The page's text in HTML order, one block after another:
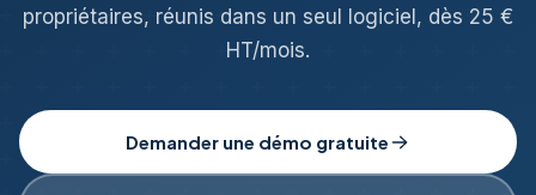
propriétaires, réunis dans un seul logiciel, dès 25 €
HT/mois.
Demander une démo gratuite